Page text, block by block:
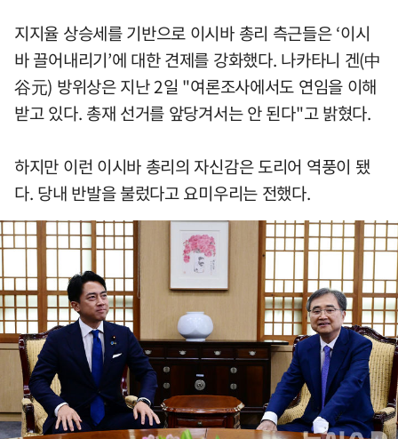
지지율 상승세를 기반으로 이시바 총리 측근들은 ‘이시
바 끌어내리기’에 대한 견제를 강화했다. 나카타니 겐(中
谷元) 방위상은 지난 2일 "여론조사에서도 연임을 이해
받고 있다. 총재 선거를 앞당겨서는 안 된다"고 밝혔다.
하지만 이런 이시바 총리의 자신감은 도리어 역풍이 됐
다. 당내 반발을 불렀다고 요미우리는 전했다.